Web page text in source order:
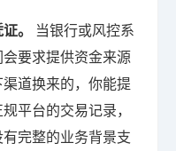
。
当银行或风控系
要求提供资金来源
道换来的，你能提
平台的交易记录，
完整的业务背景支